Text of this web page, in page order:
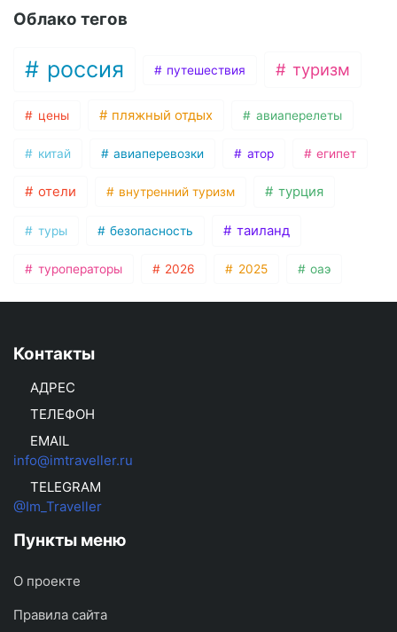
Облако тегов
россия путешествия туризм
цены пляжный отдых авиаперелеты
китай авиаперевозки атор египет
отели внутренний туризм турция
туры безопасность таиланд
туроператоры 2026 2025 оаэ
Контакты
АДРЕС
ТЕЛЕФОН
EMAIL
info@imtraveller.ru
TELEGRAM
@Im_Traveller
Пункты меню
О проекте
Правила сайта